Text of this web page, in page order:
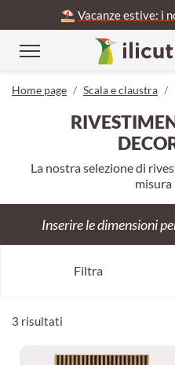
⛱️ Vacanze estive: i
Home page Scala e claustra
La nostra selezione di
misura
Inserire le dimensioni
Filtra
3 risultati